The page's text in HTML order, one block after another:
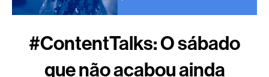
#ContentTalks: O sábado
que não acabou ainda